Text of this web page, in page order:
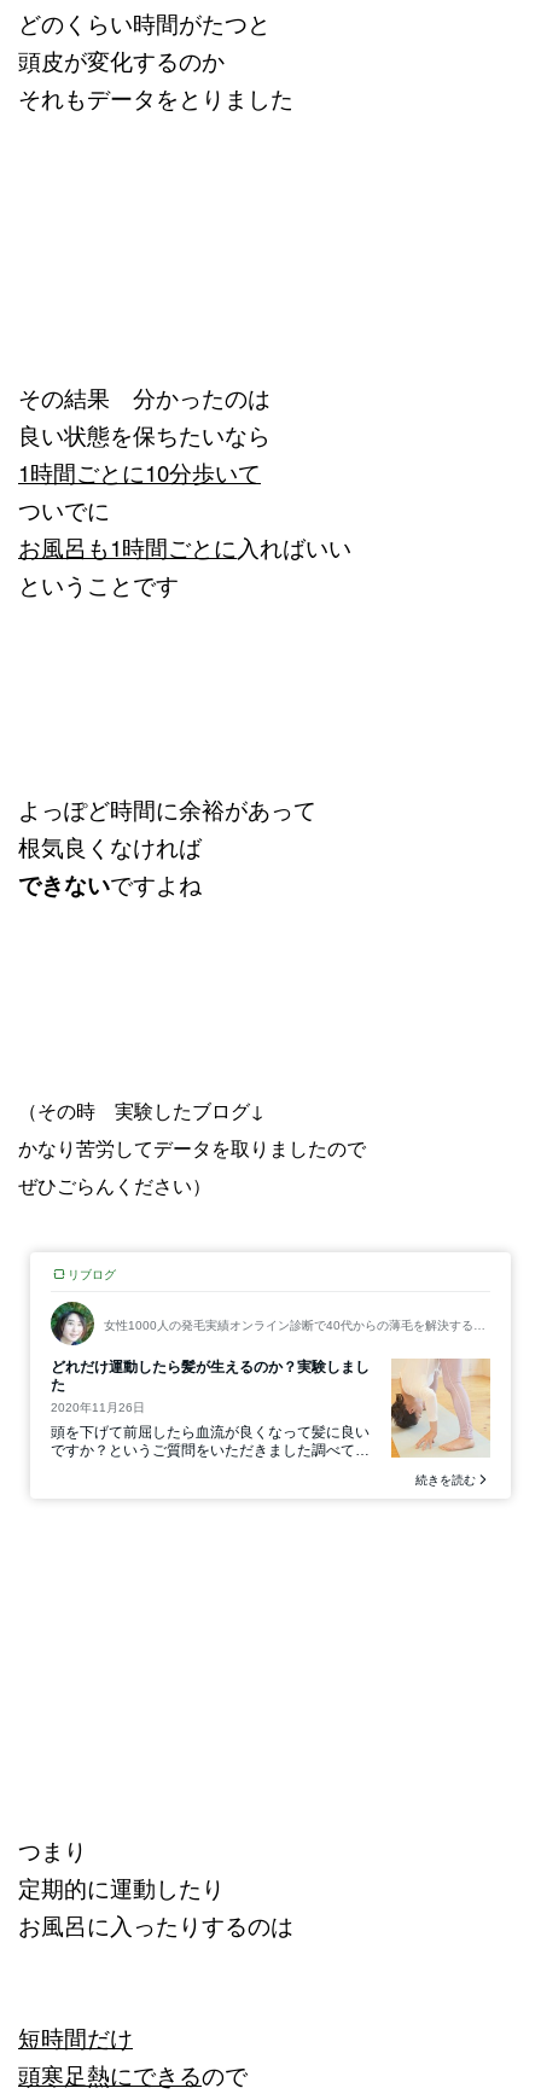
どのくらい時間がたつと
頭皮が変化するのか
それもデータをとりました
その結果 分かったのは
良い状態を保ちたいなら
1時間ごとに10分歩いて
ついでに
お風呂も1時間ごとに 入ればいい
ということです
よっぽど時間に余裕があって
根気良くなければ
できないですよね
（その時 実験したブログ↓
かなり苦労してデータを取りましたので
ぜひごらんください）
つまり
定期的に運動したり
お風呂に入ったりするのは
短時間だけ
頭寒足熱にできるので